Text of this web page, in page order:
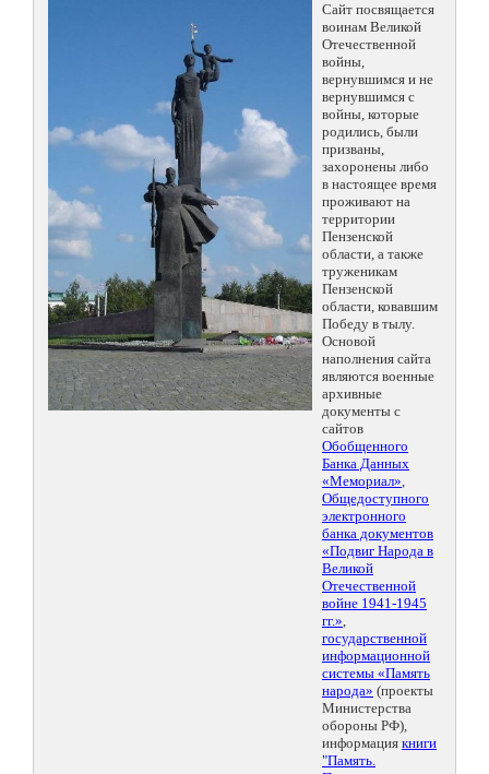
Сайт посвящается
воинам Великой
Отечественной
войны,
вернувшимся и не
вернувшимся с
войны, которые
родились, были
призваны,
захоронены либо
в настоящее время
проживают на
территории
Пензенской
области, а также
труженикам
Пензенской
области, ковавшим
Победу в тылу.
Основой
наполнения сайта
являются военные
архивные
документы с
сайтов
Обобщенного
Банка Данных
«Мемориал»,
Общедоступного
электронного
банка документов
«Подвиг Народа в
Великой
Отечественной
войне 1941-1945
гг.»,
государственной
информационной
системы «Память
народа» (проекты
Министерства
обороны РФ),
информация книги
"Память.